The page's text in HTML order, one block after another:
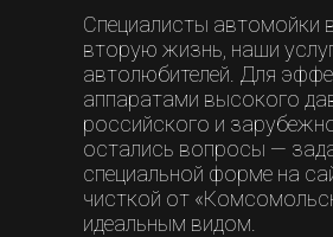
Специалисты автомойки
вторую жизнь, наши
автолюбителей. Для
аппаратами высокого
российского и
остались вопросы —
специальной форме на
чисткой от
идеальным видом.